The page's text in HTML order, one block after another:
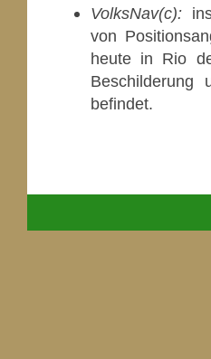
VolksNav(c):
von
heute in Rio
befindet.